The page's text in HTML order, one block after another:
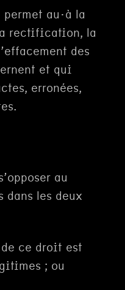
au·à la
rectification, la
des
et qui
erronées,
au
dans les deux
ce droit est
; ou